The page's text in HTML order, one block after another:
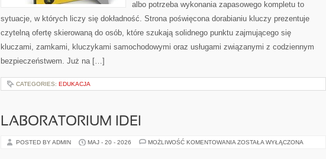
albo potrzeba wykonania zapasowego kompletu to
sytuacje, w których liczy się dokładność. Strona poświęcona dorabianiu kluczy prezentuje
czytelną ofertę skierowaną do osób, które szukają solidnego punktu zajmującego się
kluczami, zamkami, kluczykami samochodowymi oraz usługami związanymi z codziennym
bezpieczeństwem. Już na […]
CATEGORIES: EDUKACJA
LABORATORIUM IDEI
POSTED BY ADMIN MAJ - 20 - 2026 MOŻLIWOŚĆ KOMENTOWANIA LABORATORIUM
ZOSTAŁA WYŁĄCZONA